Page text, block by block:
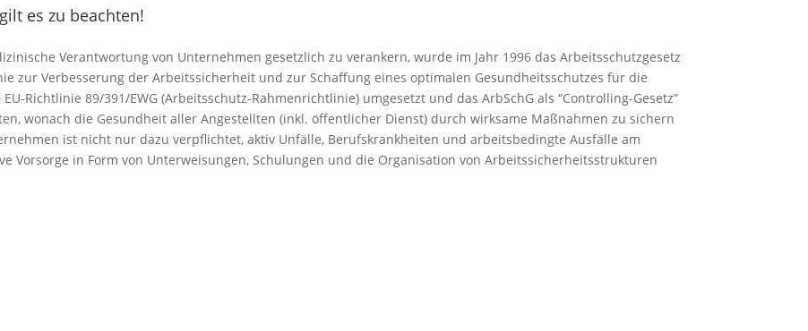
es zu beachten!
Verantwortung von Unternehmen gesetzlich zu verankern, wurde im Jahr 1996 das Arbeitsschutzgesetz
zur Verbesserung der Arbeitssicherheit und zur Schaffung eines optimalen Gesundheitsschutzes für die
Richtlinie 89/391/EWG (Arbeitsschutz-Rahmenrichtlinie) umgesetzt und das ArbSchG als “Controlling-Gesetz”
wonach die Gesundheit aller Angestellten (inkl. öffentlicher Dienst) durch wirksame Maßnahmen zu sichern
ist nicht nur dazu verpflichtet, aktiv Unfälle, Berufskrankheiten und arbeitsbedingte Ausfälle am
Vorsorge in Form von Unterweisungen, Schulungen und die Organisation von Arbeitssicherheitsstrukturen